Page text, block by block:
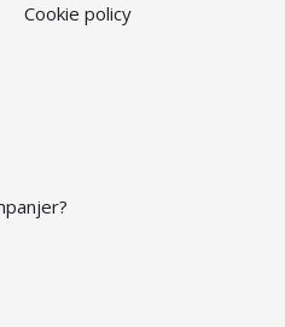
Cookie policy